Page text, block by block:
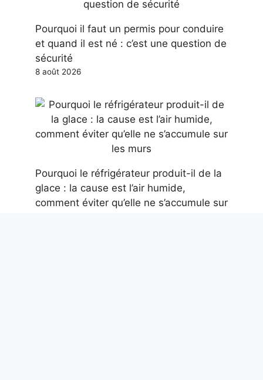
Pourquoi il faut un permis pour conduire
et quand il est né : c’est une question de
sécurité
8 août 2026
Pourquoi le réfrigérateur produit-il de la
glace : la cause est l’air humide,
comment éviter qu’elle ne s’accumule sur